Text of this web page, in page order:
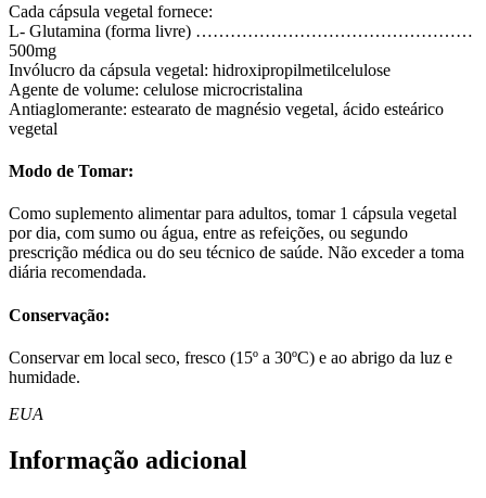
Cada cápsula vegetal fornece:
L- Glutamina (forma livre) …………………………………………
500mg
Invólucro da cápsula vegetal: hidroxipropilmetilcelulose
Agente de volume: celulose microcristalina
Antiaglomerante: estearato de magnésio vegetal, ácido esteárico
vegetal
Modo de Tomar:
Como suplemento alimentar para adultos, tomar 1 cápsula vegetal
por dia, com sumo ou água, entre as refeições, ou segundo
prescrição médica ou do seu técnico de saúde. Não exceder a toma
diária recomendada.
Conservação:
Conservar em local seco, fresco (15º a 30ºC) e ao abrigo da luz e
humidade.
EUA
Informação adicional